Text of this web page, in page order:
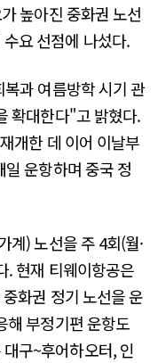
높아진 중화권 노선
요 선점에 나섰다.
과 여름방학 시기 관
확대한다"고 밝혔다.
개한 데 이어 이날부
운항하며 중국 정
계) 노선을 주 4회(월·
. 현재 티웨이항공은
화권 정기 노선을 운
해 부정기편 운항도
구~후어하오터, 인